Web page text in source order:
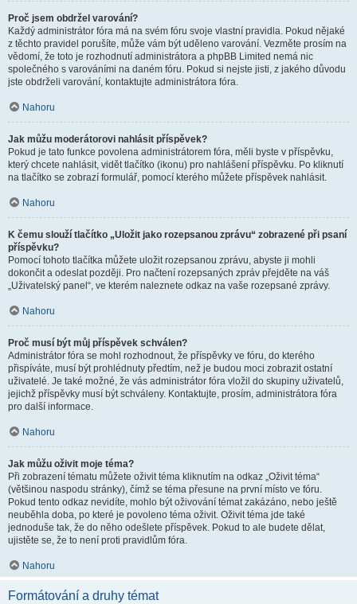
Proč jsem obdržel varování?
Každý administrátor fóra má na svém fóru svoje vlastní pravidla. Pokud nějaké
z těchto pravidel porušíte, může vám být uděleno varování. Vezměte prosím na
vědomí, že toto je rozhodnutí administrátora a phpBB Limited nemá nic
společného s varováními na daném fóru. Pokud si nejste jisti, z jakého důvodu
jste obdrželi varování, kontaktujte administrátora fóra.
Nahoru
Jak můžu moderátorovi nahlásit příspěvek?
Pokud je tato funkce povolena administrátorem fóra, měli byste v příspěvku,
který chcete nahlásit, vidět tlačítko (ikonu) pro nahlášení příspěvku. Po kliknutí
na tlačítko se zobrazí formulář, pomocí kterého můžete příspěvek nahlásit.
Nahoru
K čemu slouží tlačítko „Uložit jako rozepsanou zprávu“ zobrazené při psaní
příspěvku?
Pomocí tohoto tlačítka můžete uložit rozepsanou zprávu, abyste ji mohli
dokončit a odeslat později. Pro načtení rozepsaných zpráv přejděte na váš
„Uživatelský panel“, ve kterém naleznete odkaz na vaše rozepsané zprávy.
Nahoru
Proč musí být můj příspěvek schválen?
Administrátor fóra se mohl rozhodnout, že příspěvky ve fóru, do kterého
přispíváte, musí být prohlédnuty předtím, než je budou moci zobrazit ostatní
uživatelé. Je také možné, že vás administrátor fóra vložil do skupiny uživatelů,
jejichž příspěvky musí být schváleny. Kontaktujte, prosím, administrátora fóra
pro další informace.
Nahoru
Jak můžu oživit moje téma?
Při zobrazení tématu můžete oživit téma kliknutím na odkaz „Oživit téma“
(většinou naspodu stránky), čímž se téma přesune na první místo ve fóru.
Pokud tento odkaz nevidíte, mohlo být oživování témat zakázáno, nebo ještě
neuběhla doba, po které je povoleno téma oživit. Oživit téma jde také
jednoduše tak, že do něho odešlete příspěvek. Pokud to ale budete dělat,
ujistěte se, že to není proti pravidlům fóra.
Nahoru
Formátování a druhy témat